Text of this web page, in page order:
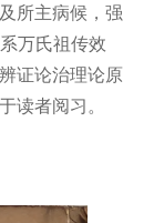
所主病候，强
万氏祖传效
证论治理论原
读者阅习。